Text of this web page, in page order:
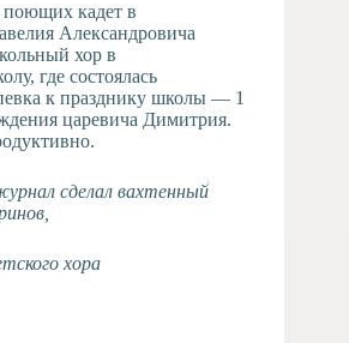
кадет в
Александровича
хор в
где состоялась
к празднику школы — 1
царевича Димитрия.
сделал вахтенный
хора